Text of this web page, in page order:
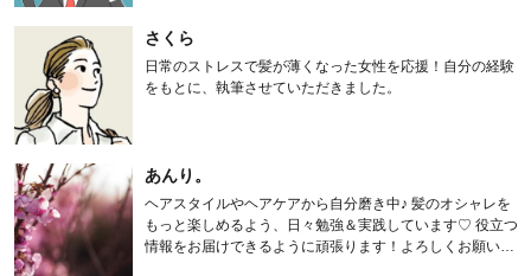
さくら
日常のストレスで髪が薄くなった女性を応援！自分の経験
をもとに、執筆させていただきました。
あんり。
ヘアスタイルやヘアケアから自分磨き中♪ 髪のオシャレを
もっと楽しめるよう、日々勉強＆実践しています♡ 役立つ
情報をお届けできるように頑張ります！よろしくお願いし